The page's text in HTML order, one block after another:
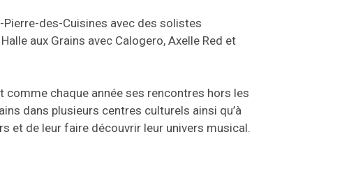
des-Cuisines avec des solistes
aux Grains avec Calogero, Axelle Red et
chaque année ses rencontres hors les
dans plusieurs centres culturels ainsi qu’à
et de leur faire découvrir leur univers musical.